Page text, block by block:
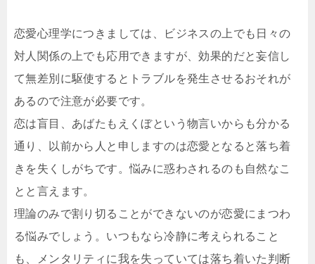
恋愛心理学につきましては、ビジネスの上でも日々の
対人関係の上でも応用できますが、効果的だと妄信し
て無差別に駆使するとトラブルを発生させるおそれが
あるので注意が必要です。
恋は盲目、あばたもえくぼという物言いからも分かる
通り、以前から人と申しますのは恋愛となると落ち着
きを失くしがちです。悩みに惑わされるのも自然なこ
とと言えます。
理論のみで割り切ることができないのが恋愛にまつわ
る悩みでしょう。いつもなら冷静に考えられること
も、メンタリティに我を失っていては落ち着いた判断